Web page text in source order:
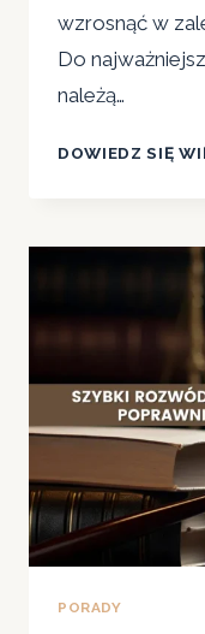
wzrosnąć w
Do
należą…
DOWIEDZ SIĘ
PORADY